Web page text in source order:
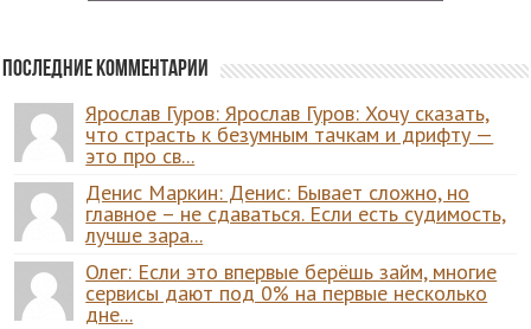
Последние комментарии
Ярослав Гуров: Ярослав Гуров: Хочу сказать,
что страсть к безумным тачкам и дрифту —
это про св...
Денис Маркин: Денис: Бывает сложно, но
главное – не сдаваться. Если есть судимость,
лучше зара...
Олег: Если это впервые берёшь займ, многие
сервисы дают под 0% на первые несколько
дне...